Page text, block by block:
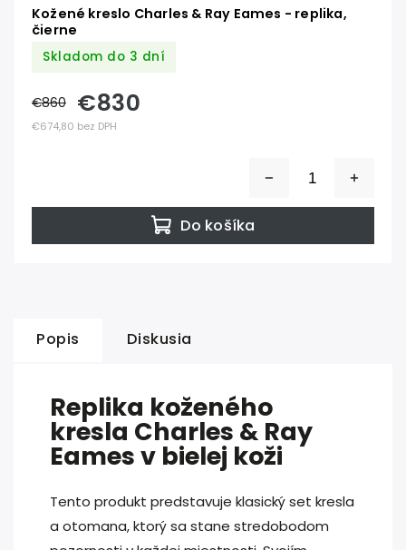
Kožené kreslo Charles & Ray Eames - replika,
čierne
Skladom do 3 dní
€674,80 bez DPH
€860 €830
Do košíka
Popis Diskusia
Replika koženého
kresla Charles & Ray
Eames v bielej koži
Tento produkt predstavuje klasický set kresla
a otomana, ktorý sa stane stredobodom